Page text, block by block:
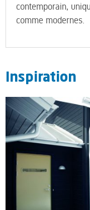
contemporain,
comme modernes.
Inspiration